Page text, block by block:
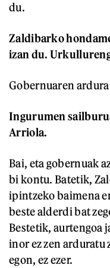
du.
Zaldibarko
izan du.
Gobernuaren
Ingurumen
Arriola.
Bai, eta gobernuak
bi kontu. Batetik,
ipintzeko baimena
beste alderdi bat
Bestetik, aurtengoa
inor ez zen arduratu
egon, ez ezer.